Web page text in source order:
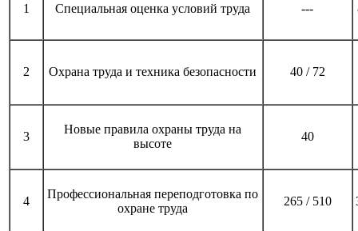
1 Специальная оценка условий труда ---
2 Охрана труда и техника безопасности 40 / 72
3
Новые правила охраны труда на
высоте
40
4
Профессиональная переподготовка по
охране труда
265 / 510